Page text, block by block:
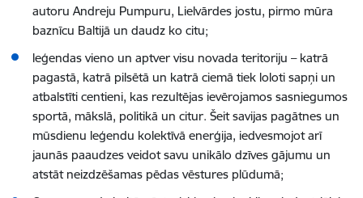
autoru Andreju Pumpuru, Lielvārdes jostu, pirmo mūra
baznīcu Baltijā un daudz ko citu;
leģendas vieno un aptver visu novada teritoriju – katrā
pagastā, katrā pilsētā un katrā ciemā tiek loloti sapņi un
atbalstīti centieni, kas rezultējas ievērojamos sasniegumos
sportā, mākslā, politikā un citur. Šeit savijas pagātnes un
mūsdienu leģendu kolektīvā enerģija, iedvesmojot arī
jaunās paaudzes veidot savu unikālo dzīves gājumu un
atstāt neizdzēšamas pēdas vēstures plūdumā;